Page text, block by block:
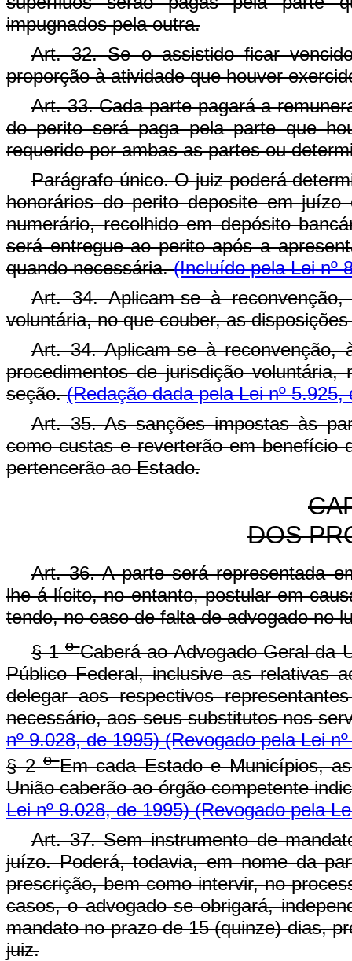
impugnados pela outra.
Art. 32. Se o assistido ficar
proporção à atividade que houver
Art. 33. Cada parte pagará a
do perito será paga pela parte que
requerido por ambas as partes ou
Parágrafo único. O juiz poderá
honorários do perito deposite em
numerário, recolhido em depósito
será entregue ao perito após a
quando necessária.(Incluído pela Lei nº
Art. 34. Aplicam-se à
voluntária, no que couber, as
Art. 34. Aplicam-se à reconvenção,
procedimentos de jurisdição
seção.(Redação dada pela Lei nº 5.925,
Art. 35. As sanções impostas às
como custas e reverterão em benefício
pertencerão ao Estado.
DOS
Art. 36. A parte será representada
lhe-á lícito, no entanto, postular em
tendo, no caso de falta de advogado no
§ 1oCaberá ao Advogado-Geral da
Público Federal, inclusive as relativas
delegar aos respectivos
necessário, aos seus substitutos nos
nº 9.028, de 1995)(Revogado pela Lei
§ 2oEm cada Estado e Municípios,
União caberão ao órgão competente
Lei nº 9.028, de 1995)(Revogado pela
Art. 37. Sem instrumento de
juízo. Poderá, todavia, em nome da
prescrição, bem como intervir, no
casos, o advogado se obrigará,
mandato no prazo de 15 (quinze) dias,
juiz.